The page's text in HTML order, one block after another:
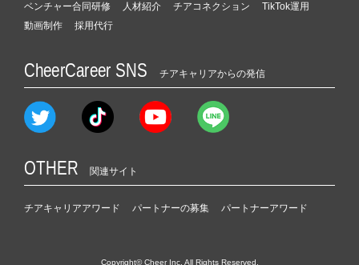
ベンチャー合同研修
人材紹介 チアコネクション
TikTok運用
動画制作
採用代行
CheerCareer SNS チアキャリアからの発信
OTHER 関連サイト
チアキャリアアワード パートナーの募集 パートナーアワード
Copyright© Cheer Inc. All Rights Reserved.